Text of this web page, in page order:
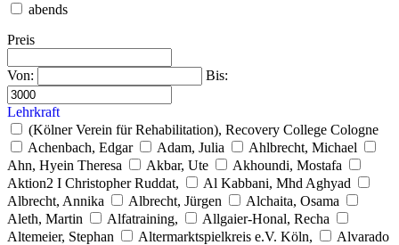
abends
Preis
Von: Bis:
Lehrkraft
(Kölner Verein für Rehabilitation), Recovery College Cologne
Achenbach, Edgar
Adam, Julia
Ahlbrecht, Michael
Ahn, Hyein Theresa
Akbar, Ute
Akhoundi, Mostafa
Aktion2 I Christopher Ruddat,
Al Kabbani, Mhd Aghyad
Albrecht, Annika
Albrecht, Jürgen
Alchaita, Osama
Aleth, Martin
Alfatraining,
Allgaier-Honal, Recha
Altemeier, Stephan
Altermarktspielkreis e.V. Köln,
Alvarado